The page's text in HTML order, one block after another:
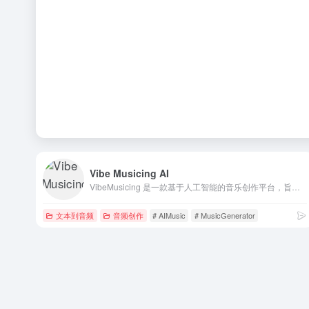
Vibe Musicing AI
文本到音频 音频创作 # AIMusic # MusicGenerator